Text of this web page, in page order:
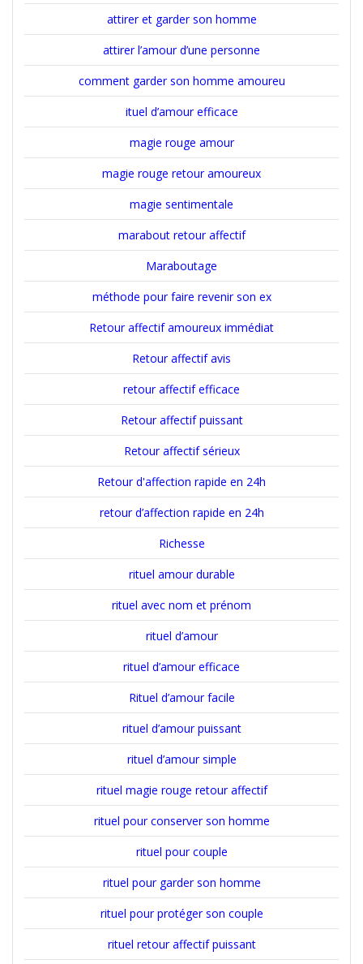
attirer et garder son homme
attirer l’amour d’une personne
comment garder son homme amoureu
ituel d’amour efficace
magie rouge amour
magie rouge retour amoureux
magie sentimentale
marabout retour affectif
Maraboutage
méthode pour faire revenir son ex
Retour affectif amoureux immédiat
Retour affectif avis
retour affectif efficace
Retour affectif puissant
Retour affectif sérieux
Retour d'affection rapide en 24h
retour d’affection rapide en 24h
Richesse
rituel amour durable
rituel avec nom et prénom
rituel d’amour
rituel d’amour efficace
Rituel d’amour facile
rituel d’amour puissant
rituel d’amour simple
rituel magie rouge retour affectif
rituel pour conserver son homme
rituel pour couple
rituel pour garder son homme
rituel pour protéger son couple
rituel retour affectif puissant